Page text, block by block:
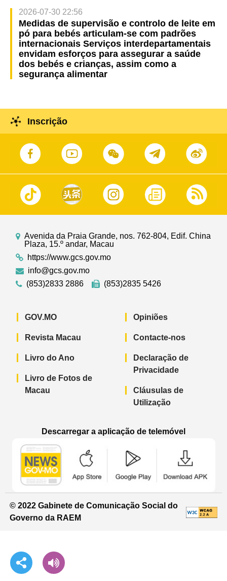
2026-07-30 22:56
Medidas de supervisão e controlo de leite em
pó para bebés articulam-se com padrões
internacionais Serviços interdepartamentais
envidam esforços para assegurar a saúde
dos bebés e crianças, assim como a
segurança alimentar
Inscrição
Avenida da Praia Grande, nos. 762-804, Edif. China
Plaza, 15.º andar, Macau
https://www.gcs.gov.mo
info@gcs.gov.mo
(853)2833 2886
(853)2835 5426
GOV.MO
Revista Macau
Livro do Ano
Livro de Fotos de
Macau
Opiniões
Contacte-nos
Declaração de
Privacidade
Cláusulas de
Utilização
Descarregar a aplicação de telemóvel
© 2022 Gabinete de Comunicação Social do
Governo da RAEM